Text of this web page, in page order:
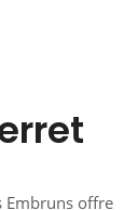
Embruns offre